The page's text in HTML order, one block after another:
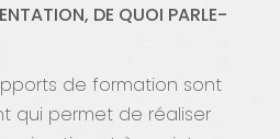
DE QUOI PARLE-
de formation sont
qui permet de réaliser